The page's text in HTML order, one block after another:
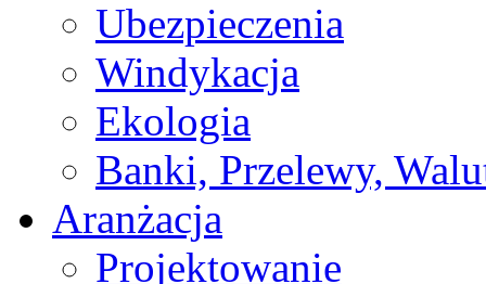
Ubezpieczenia
Windykacja
Ekologia
Banki, Przelewy,
Aranżacja
Projektowanie